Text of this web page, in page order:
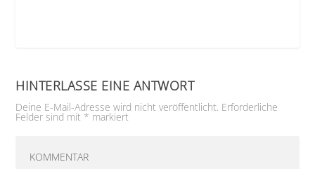
HINTERLASSE EINE ANTWORT
Deine E-Mail-Adresse wird nicht veröffentlicht. Erforderliche
Felder sind mit * markiert